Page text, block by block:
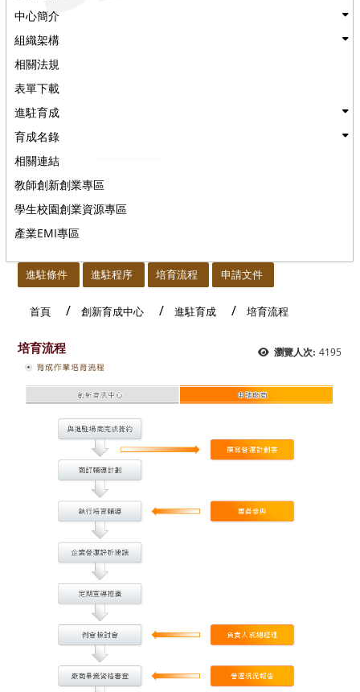
中心簡介
組織架構
相關法規
表單下載
進駐育成
育成名錄
相關連結
教師創新創業專區
學生校園創業資源專區
產業EMI專區
進駐條件 進駐程序 培育流程 申請文件
首頁 創新育成中心 進駐育成 培育流程
瀏覽人次: 4195
培育流程